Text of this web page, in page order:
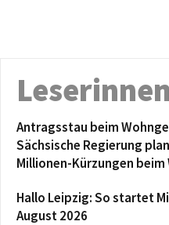
Antragsstau beim
Sächsische Regierung
Millionen-Kürzungen beim
Hallo Leipzig: So startet
August 2026